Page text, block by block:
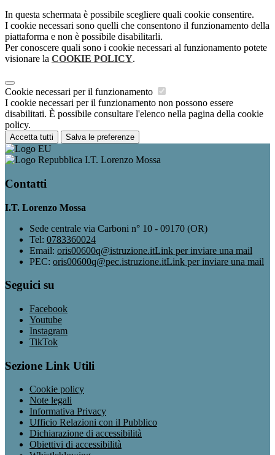
In questa schermata è possibile scegliere quali cookie consentire.
I cookie necessari sono quelli che consentono il funzionamento della
piattaforma e non è possibile disabilitarli.
Per conoscere quali sono i cookie necessari al funzionamento potete
visionare la COOKIE POLICY.
Cookie necessari per il funzionamento
I cookie necessari per il funzionamento non possono essere
disabilitati. È possibile consultare l'elenco nella pagina della cookie
policy.
Accetta tutti Salva le preferenze
I.T. Lorenzo Mossa
Contatti
I.T. Lorenzo Mossa
Sede centrale via Carboni n° 10 - 09170 (OR)
Tel: 0783360024
Email: oris00600q@istruzione.itLink per inviare una mail
PEC: oris00600q@pec.istruzione.itLink per inviare una mail
Seguici su
Facebook
Youtube
Instagram
TikTok
Sezione Link Utili
Cookie policy
Note legali
Informativa Privacy
Ufficio Relazioni con il Pubblico
Dichiarazione di accessibilità
Obiettivi di accessibilità